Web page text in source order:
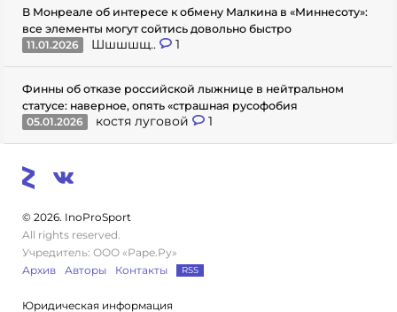
В Монреале об интересе к обмену Малкина в «Миннесоту»:
все элементы могут сойтись довольно быстро
11.01.2026
Шшшшщ.. 1
Финны об отказе российской лыжнице в нейтральном
статусе: наверное, опять «страшная русофобия
05.01.2026
костя луговой 1
© 2026. InoProSport
All rights reserved.
Учредитель: ООО «Раре.Ру»
Архив
Авторы Контакты RSS
Юридическая информация